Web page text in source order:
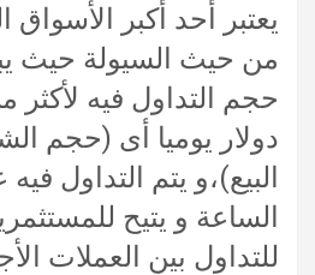
يعتبر أحد أكبر الأسواق
من حيث السيولة حيث
دولار يوميا أى (حجم
البيع)،و يتم التداول
الساعة و يتيح
للتداول بين العملات